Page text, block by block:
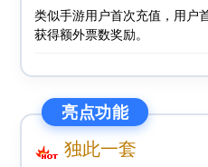
类似手游用户首次充值，用户
获得额外票数奖励。
亮点功能
独此一套